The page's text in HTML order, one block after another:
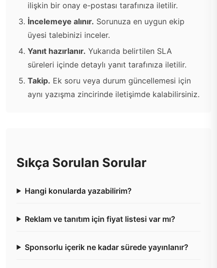
ilişkin bir onay e-postası tarafınıza iletilir.
İncelemeye alınır. Sorunuza en uygun ekip
üyesi talebinizi inceler.
Yanıt hazırlanır. Yukarıda belirtilen SLA
süreleri içinde detaylı yanıt tarafınıza iletilir.
Takip. Ek soru veya durum güncellemesi için
aynı yazışma zincirinde iletişimde kalabilirsiniz.
Sıkça Sorulan Sorular
Hangi konularda yazabilirim?
Reklam ve tanıtım için fiyat listesi var mı?
Sponsorlu içerik ne kadar sürede yayınlanır?